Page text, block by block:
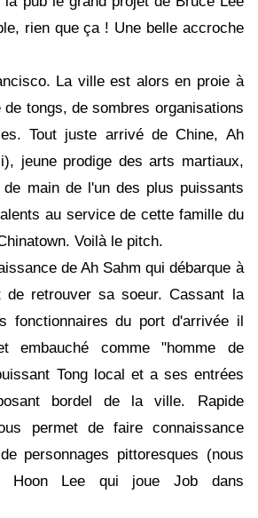
rien que ça ! Une belle accroche
La ville est alors en proie à
de tongs, de sombres organisations
Tout juste arrivé de Chine, Ah
jeune prodige des arts martiaux,
de main de l'un des plus puissants
au service de cette famille du
Voilà le pitch.
de Ah Sahm qui débarque à
de retrouver sa soeur. Cassant la
fonctionnaires du port d'arrivée il
embauché comme "homme de
Tong local et a ses entrées
bordel de la ville. Rapide
permet de faire connaissance
personnages pittoresques (nous
Hoon Lee qui joue Job dans